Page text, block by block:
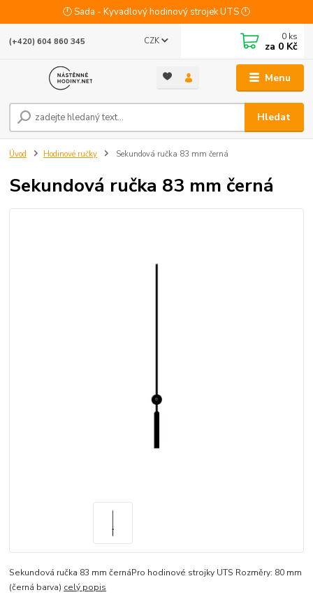
🕛 Sada - Kyvadlový hodinový strojek UTS 🕛
Menu
CZK
Hledat
(+420) 604 860 345 0 ks
za 0 Kč
Úvod Hodinové ručky Sekundová ručka 83 mm černá
Sekundová ručka 83 mm černá
Sekundová ručka 83 mm černáPro hodinové strojky UTS Rozměry: 80 mm
(černá barva) celý popis